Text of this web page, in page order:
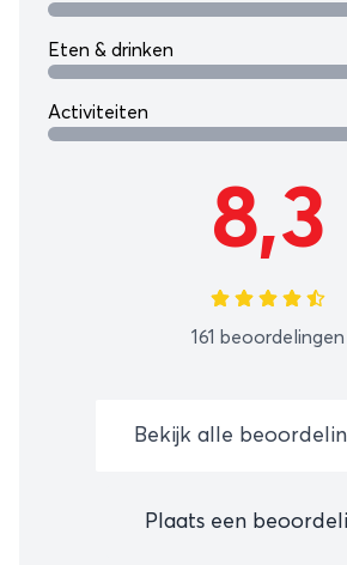
Eten & drinken
Activiteiten
8,3
161 beoordelingen
Bekijk alle
Plaats een